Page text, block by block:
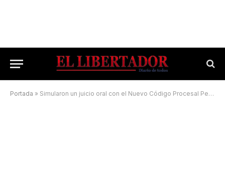
Portada » Simularon un juicio oral con el Nuevo Código Procesal Penal